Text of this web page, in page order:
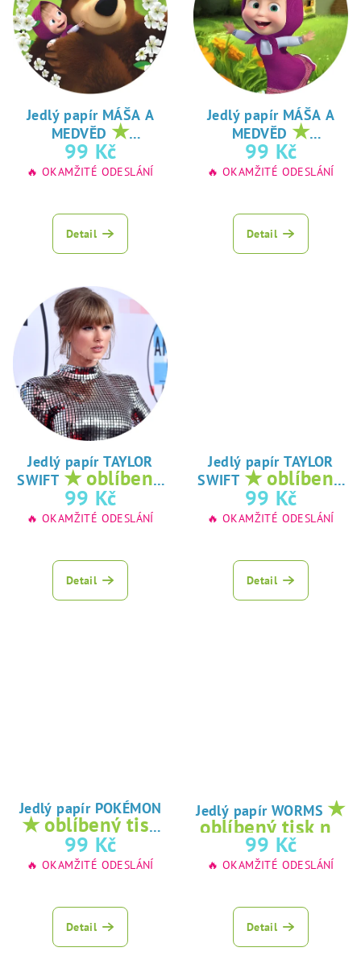
Jedlý papír MÁŠA A
MEDVĚD ★
oblíbený tisk na
jedlý papír
99 Kč
🔥 OKAMŽITÉ ODESLÁNÍ
Detail
Jedlý papír MÁŠA A
MEDVĚD ★
oblíbený tisk na
jedlý papír
99 Kč
🔥 OKAMŽITÉ ODESLÁNÍ
Detail
Jedlý papír TAYLOR
SWIFT ★ oblíbený
tisk na jedlý
papír
99 Kč
🔥 OKAMŽITÉ ODESLÁNÍ
Detail
Jedlý papír TAYLOR
SWIFT ★ oblíbený
tisk na jedlý
papír
99 Kč
🔥 OKAMŽITÉ ODESLÁNÍ
Detail
Jedlý papír POKÉMON
★ oblíbený tisk
na jedlý papír
99 Kč
🔥 OKAMŽITÉ ODESLÁNÍ
Detail
Jedlý papír WORMS ★
oblíbený tisk na
jedlý papír
99 Kč
🔥 OKAMŽITÉ ODESLÁNÍ
Detail